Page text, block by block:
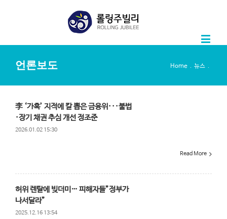
언론보도 Home 뉴스
李 ‘가혹’ 지적에 칼 뽑은 금융위···불법
·장기 채권 추심 개선 정조준
2026.01.02 15:30
Read More
허위 렌탈에 빚더미… 피해자들”정부가
나서달라”
2025.12.16 13:54